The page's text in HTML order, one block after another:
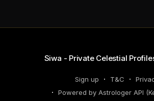
Siwa - Private Celestial
Sign up T&C
Powered by Astrologer API